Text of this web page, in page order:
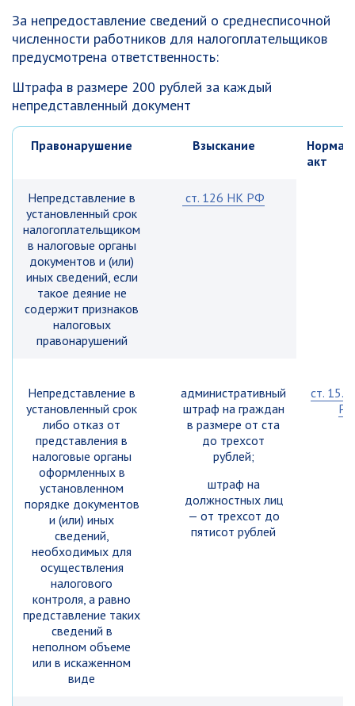
За непредоставление сведений о среднесписочной
численности работников для налогоплательщиков
предусмотрена ответственность:
Штрафа в размере 200 рублей за каждый
непредставленный документ
Правонарушение Взыскание
акт
Непредставление в
установленный срок
налогоплательщиком
в налоговые органы
документов и (или)
иных сведений, если
такое деяние не
содержит признаков
налоговых
правонарушений
ст. 126 НК РФ
Непредставление в
установленный срок
либо отказ от
представления в
налоговые органы
оформленных в
установленном
порядке документов
и (или) иных
сведений,
необходимых для
осуществления
налогового
контроля, а равно
представление таких
сведений в
неполном объеме
или в искаженном
виде
административный
штраф на граждан
в размере от ста
до трехсот
рублей;
штраф на
должностных лиц
— от трехсот до
пятисот рублей
ст.